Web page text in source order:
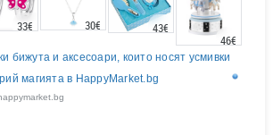
33€ 30€
43€
46€
бижута и аксесоари, които носят усмивки
магията в HappyMarket.bg